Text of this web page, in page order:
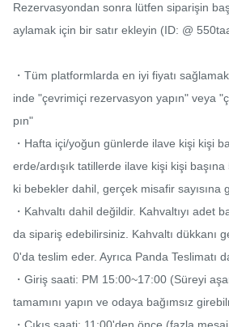
Rezervasyondan sonra lütfen siparişin
aylamak için bir satır ekleyin (ID: @
・Tüm platformlarda en iyi fiyatı
inde "çevrimiçi rezervasyon yapın" veya
pın"
・Hafta içi/yoğun günlerde ilave kişi kişi
erde/ardışık tatillerde ilave kişi kişi
ki bebekler dahil, gerçek misafir sayısına
・Kahvaltı dahil değildir. Kahvaltıyı adet
da sipariş edebilirsiniz. Kahvaltı dükkanı
0'da teslim eder. Ayrıca Panda Teslimatı
・Giriş saati: PM 15:00~17:00 (Süreyi
tamamını yapın ve odaya bağımsız